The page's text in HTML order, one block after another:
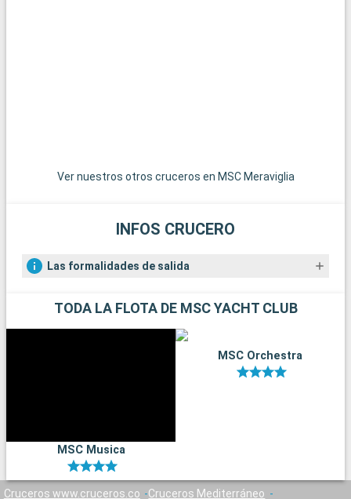
famosas regatas. Por último, los aficionados a la historia
Ver nuestros otros cruceros en MSC Meraviglia
INFOS CRUCERO
Las formalidades de salida
TODA LA FLOTA DE MSC YACHT CLUB
MSC Musica
MSC Orchestra
Cruceros www.cruceros.co
Cruceros Mediterráneo